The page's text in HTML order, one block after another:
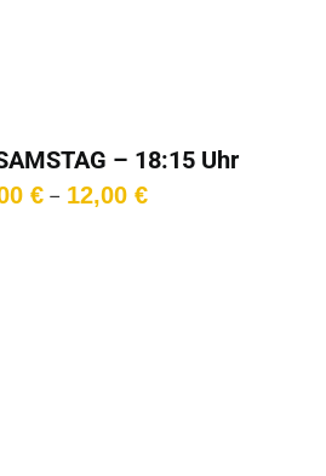
– 18:15 Uhr
€ – 12,00 €Preisspanne: